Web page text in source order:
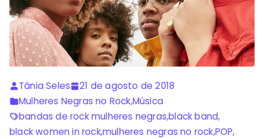
Tânia Seles
21 de agosto de 2018
Mulheres Negras no Rock,Música
bandas de rock mulheres negras,black band,
black women in rock,mulheres negras no rock,POP,